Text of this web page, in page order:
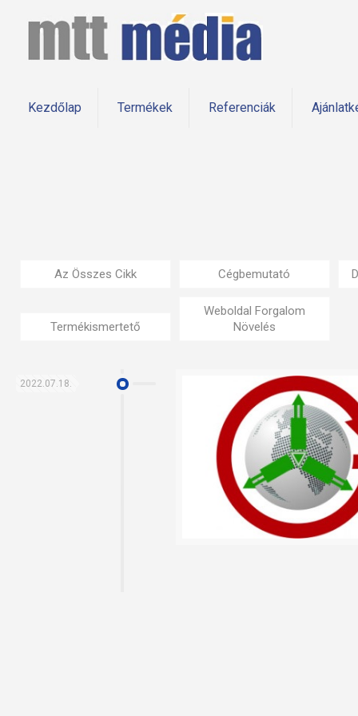
Kezdőlap Termékek Referenciák
Az Összes Cikk Cégbemutató
Termékismertető
Weboldal Forgalom
Növelés
2022.07.18.